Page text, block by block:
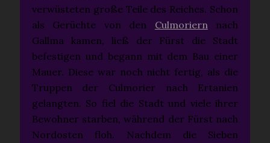
verwüsteten große Teile des Reiches. Schon
als Gerüchte von den Culmoriern nach
Gallma kamen, ließ der Fürst die Stadt
befestigen und begann mit dem Bau einer
Mauer. Diese war noch nicht fertig, als die
Truppen der Culmorier nach Ertanien
gelangten. So fiel die Stadt und viele ihrer
Bewohner starben, während der Fürst nach
Nordosten floh. Nachdem die Sieben